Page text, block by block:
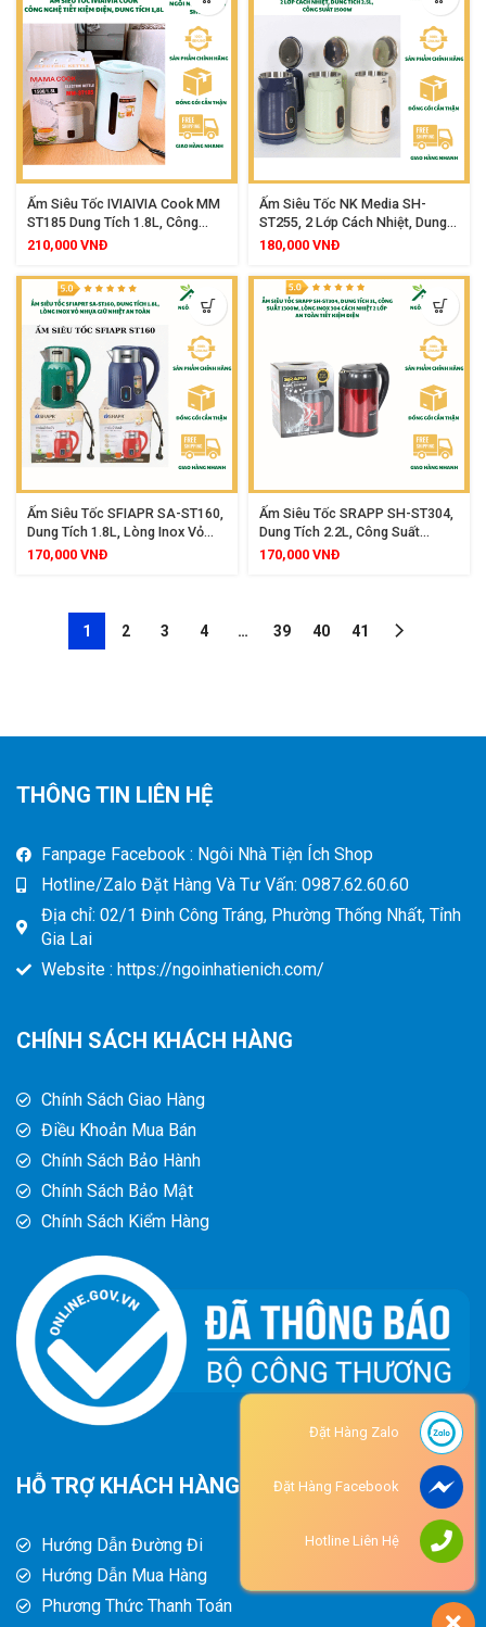
Ấm Siêu Tốc IVIAIVIA Cook MM
ST185 Dung Tích 1.8L, Công
Suất 1500W, Thiết Kế Hiện Đại,
Hành 12 Tháng
210,000 VNĐ
Ấm Siêu Tốc NK Media SH-
ST255, 2 Lớp Cách Nhiệt, Dung
Tích 2.5L, Công Suất 1500W
180,000 VNĐ
Ấm Siêu Tốc SFIAPR SA-ST160,
Dung Tích 1.8L, Lòng Inox Vỏ
Nhựa Giữ Nhiệt An Toàn
170,000 VNĐ
Ấm Siêu Tốc SRAPP SH-ST304,
Dung Tích 2.2L, Công Suất
1300W, Lòng Inox 304 Cách
170,000 VNĐ
1 2 3 4 … 39 40 41
THÔNG TIN LIÊN HỆ
Fanpage Facebook : Ngôi Nhà Tiện Ích Shop
Hotline/Zalo Đặt Hàng Và Tư Vấn: 0987.62.60.60
Địa chỉ: 02/1 Đinh Công Tráng, Phường Thống Nhất, Tỉnh
Gia Lai
Website : https://ngoinhatienich.com/
CHÍNH SÁCH KHÁCH HÀNG
Chính Sách Giao Hàng
Điều Khoản Mua Bán
Chính Sách Bảo Hành
Chính Sách Bảo Mật
Chính Sách Kiểm Hàng
HỖ TRỢ KHÁCH HÀNG
Hướng Dẫn Đường Đi
Hướng Dẫn Mua Hàng
Phương Thức Thanh Toán
Đặt Hàng Zalo
Đặt Hàng Facebook
Hotline Liên Hệ